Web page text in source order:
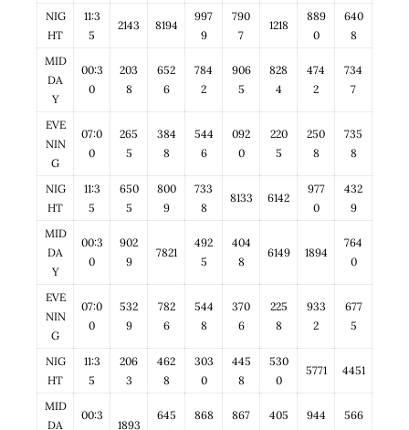
NIG
HT
11:3
5
2143 8194
997
9
790
7
1218
889
0
640
8
MID
DA
Y
00:3
0
203
8
652
6
784
2
906
5
828
4
474
2
734
7
EVE
NIN
G
07:0
0
265
5
384
8
544
6
092
0
220
5
250
8
735
8
NIG
HT
11:3
5
650
5
800
9
733
8
8133 6142
977
0
432
9
MID
DA
Y
00:3
0
902
9
7821
492
5
404
8
6149 1894
764
0
EVE
NIN
G
07:0
0
532
9
782
6
544
8
370
6
225
8
933
2
677
5
NIG
HT
11:3
5
206
3
462
8
303
0
445
8
530
0
5771 4451
MID
DA
00:3
1893
645
868
867
405
944
566